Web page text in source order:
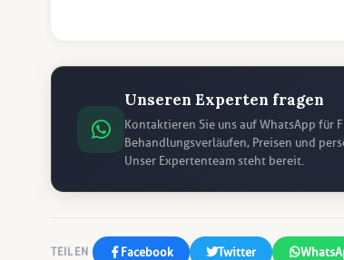
Unseren Experten fragen
Kontaktieren Sie uns auf WhatsApp für
Behandlungsverläufen, Preisen und
Unser Expertenteam steht bereit.
TEILEN Facebook Twitter